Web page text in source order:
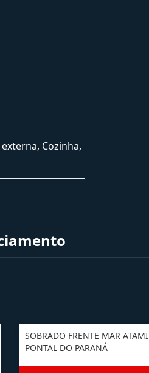
Cozinha,
SOBRADO FRENTE MAR ATAMI
PONTAL DO PARANÁ